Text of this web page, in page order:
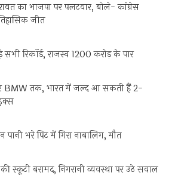
का भाजपा पर पलटवार, बोले- कांग्रेस
जीत
सभी रिकॉर्ड, राजस्व 1200 करोड़ के पार
तक, भारत में जल्द आ सकती हैं 2-
पानी भरे पिट में गिरा नाबालिग, मौत
स्कूटी बरामद, निगरानी व्यवस्था पर उठे सवाल